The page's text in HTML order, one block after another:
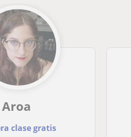
Aroa
clase gratis